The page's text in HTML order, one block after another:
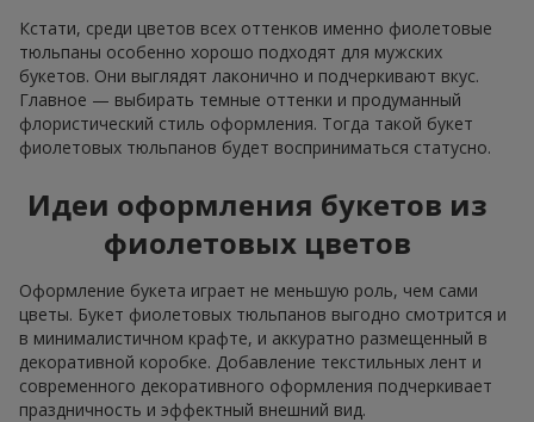
Кстати, среди цветов всех оттенков именно фиолетовые
тюльпаны особенно хорошо подходят для мужских
букетов. Они выглядят лаконично и подчеркивают вкус.
Главное — выбирать темные оттенки и продуманный
флористический стиль оформления. Тогда такой букет
фиолетовых тюльпанов будет восприниматься статусно.
Идеи оформления букетов из
фиолетовых цветов
Оформление букета играет не меньшую роль, чем сами
цветы. Букет фиолетовых тюльпанов выгодно смотрится и
в минималистичном крафте, и аккуратно размещенный в
декоративной коробке. Добавление текстильных лент и
современного декоративного оформления подчеркивает
праздничность и эффектный внешний вид.